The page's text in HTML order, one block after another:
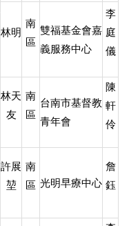
林明
南
區
雙福基金會嘉
義服務中心
李
庭
儀
林天
友
南
區
台南市基督教
青年會
陳
軒
伶
許展
堃
南
區 光明早療中心
詹
鈺